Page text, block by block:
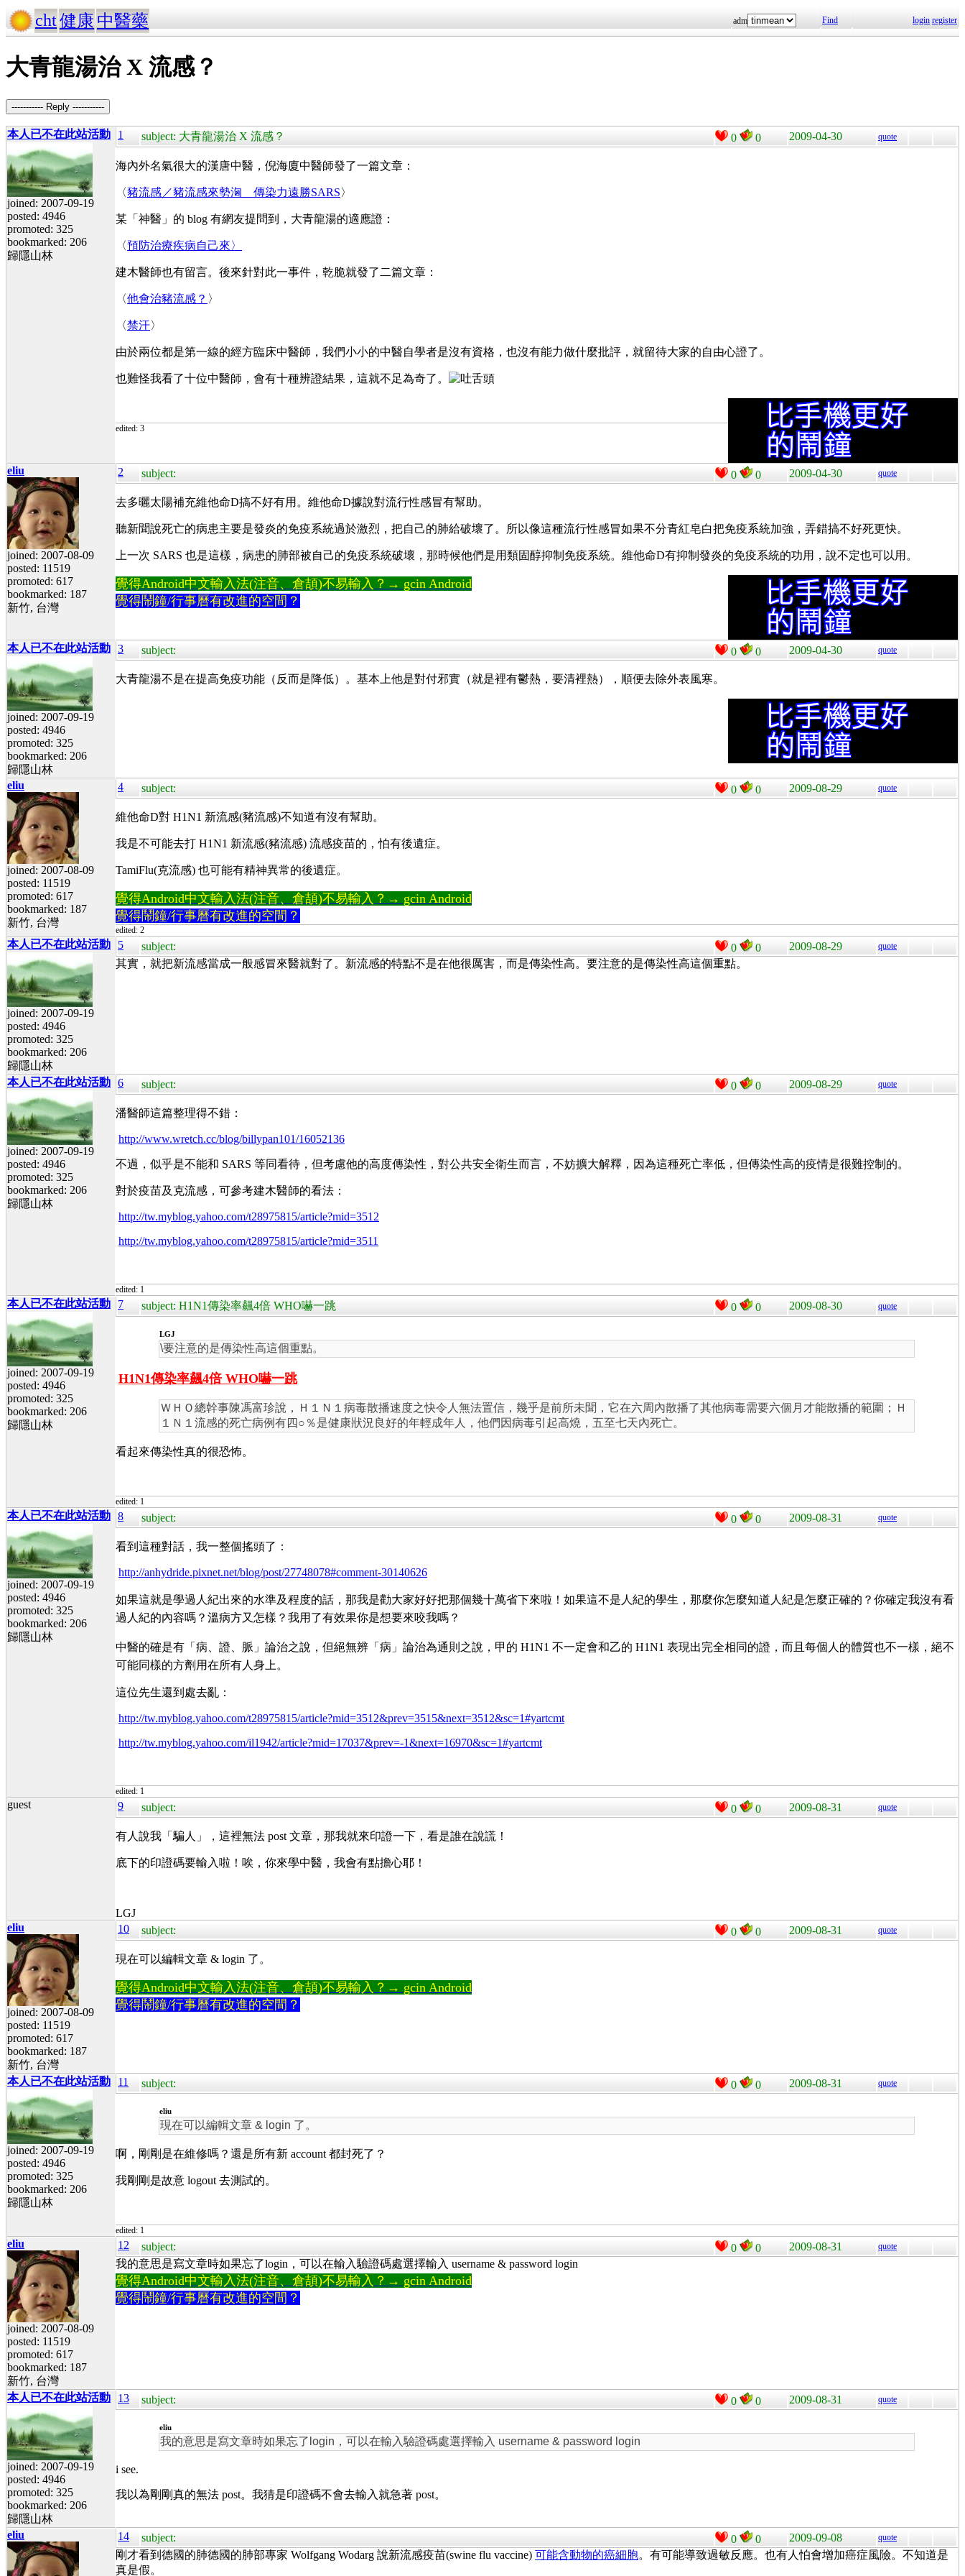
cht健康 中醫藥 adm Find login register
大青龍湯治 X 流感？
----------- Reply -----------
本人已不在此站活動
joined: 2007-09-19
posted: 4946
promoted: 325
bookmarked: 206
歸隱山林
1 subject: 大青龍湯治 X 流感？ 0 0 2009-04-30 quote
海內外名氣很大的漢唐中醫，倪海廈中醫師發了一篇文章：
〈豬流感／豬流感來勢洶 傳染力遠勝SARS〉
某「神醫」的 blog 有網友提問到，大青龍湯的適應證：
〈預防治療疾病自己來〉
建木醫師也有留言。後來針對此一事件，乾脆就發了二篇文章：
〈他會治豬流感？ 〉
〈禁汗〉
由於兩位都是第一線的經方臨床中醫師，我們小小的中醫自學者是沒有資格，也沒有能力做什麼批評，就留待大家的自由心證了。
也難怪我看了十位中醫師，會有十種辨證結果，這就不足為奇了。
edited: 3
eliu
joined: 2007-08-09
posted: 11519
promoted: 617
bookmarked: 187
新竹, 台灣
2 subject: 0 0 2009-04-30 quote
去多曬太陽補充維他命D搞不好有用。維他命D據說對流行性感冒有幫助。
聽新聞說死亡的病患主要是發炎的免疫系統過於激烈，把自己的肺給破壞了。所以像這種流行性感冒如果不分青紅皂白把免疫系統加強，弄錯搞不好死更快。
上一次 SARS 也是這樣，病患的肺部被自己的免疫系統破壞，那時候他們是用類固醇抑制免疫系統。維他命D有抑制發炎的免疫系統的功用，說不定也可以用。
覺得Android中文輸入法(注音、倉頡)不易輸入？→ gcin Android
覺得鬧鐘/行事曆有改進的空間？
本人已不在此站活動
joined: 2007-09-19
posted: 4946
promoted: 325
bookmarked: 206
歸隱山林
3 subject: 0 0 2009-04-30 quote
大青龍湯不是在提高免疫功能（反而是降低）。基本上他是對付邪實（就是裡有鬱熱，要清裡熱），順便去除外表風寒。
eliu
joined: 2007-08-09
posted: 11519
promoted: 617
bookmarked: 187
新竹, 台灣
4 subject: 0 0 2009-08-29 quote
維他命D對 H1N1 新流感(豬流感)不知道有沒有幫助。
我是不可能去打 H1N1 新流感(豬流感) 流感疫苗的，怕有後遺症。
TamiFlu(克流感) 也可能有精神異常的後遺症。
覺得Android中文輸入法(注音、倉頡)不易輸入？→ gcin Android
覺得鬧鐘/行事曆有改進的空間？
edited: 2
本人已不在此站活動
joined: 2007-09-19
posted: 4946
promoted: 325
bookmarked: 206
歸隱山林
5 subject: 0 0 2009-08-29 quote
其實，就把新流感當成一般感冒來醫就對了。新流感的特點不是在他很厲害，而是傳染性高。要注意的是傳染性高這個重點。
本人已不在此站活動
joined: 2007-09-19
posted: 4946
promoted: 325
bookmarked: 206
歸隱山林
6 subject: 0 0 2009-08-29 quote
潘醫師這篇整理得不錯：
http://www.wretch.cc/blog/billypan101/16052136
不過，似乎是不能和 SARS 等同看待，但考慮他的高度傳染性，對公共安全衛生而言，不妨擴大解釋，因為這種死亡率低，但傳染性高的疫情是很難控制的。
對於疫苗及克流感，可參考建木醫師的看法：
http://tw.myblog.yahoo.com/t28975815/article?mid=3512
http://tw.myblog.yahoo.com/t28975815/article?mid=3511
edited: 1
本人已不在此站活動
joined: 2007-09-19
posted: 4946
promoted: 325
bookmarked: 206
歸隱山林
7 subject: H1N1傳染率飆4倍 WHO嚇一跳 0 0 2009-08-30 quote
LGJ
\要注意的是傳染性高這個重點。
H1N1傳染率飆4倍 WHO嚇一跳
ＷＨＯ總幹事陳馮富珍說，Ｈ１Ｎ１病毒散播速度之快令人無法置信，幾乎是前所未聞，它在六周內散播了其他病毒需要六個月才能散播的範圍；Ｈ
１Ｎ１流感的死亡病例有四○％是健康狀況良好的年輕成年人，他們因病毒引起高燒，五至七天內死亡。
看起來傳染性真的很恐怖。
edited: 1
本人已不在此站活動
joined: 2007-09-19
posted: 4946
promoted: 325
bookmarked: 206
歸隱山林
8 subject: 0 0 2009-08-31 quote
看到這種對話，我一整個搖頭了：
http://anhydride.pixnet.net/blog/post/27748078#comment-30140626
如果這就是學過人紀出來的水準及程度的話，那我是勸大家好好把那個幾十萬省下來啦！如果這不是人紀的學生，那麼你怎麼知道人紀是怎麼正確的？你確定我沒有看
過人紀的內容嗎？溫病方又怎樣？我用了有效果你是想要來咬我嗎？
中醫的確是有「病、證、脈」論治之說，但絕無辨「病」論治為通則之說，甲的 H1N1 不一定會和乙的 H1N1 表現出完全相同的證，而且每個人的體質也不一樣，絕不
可能同樣的方劑用在所有人身上。
這位先生還到處去亂：
http://tw.myblog.yahoo.com/t28975815/article?mid=3512&prev=3515&next=3512&sc=1#yartcmt
http://tw.myblog.yahoo.com/il1942/article?mid=17037&prev=-1&next=16970&sc=1#yartcmt
edited: 1
guest 9 subject: 0 0 2009-08-31 quote
有人說我「騙人」，這裡無法 post 文章，那我就來印證一下，看是誰在說謊！
底下的印證碼要輸入啦！唉，你來學中醫，我會有點擔心耶！
LGJ
eliu
joined: 2007-08-09
posted: 11519
promoted: 617
bookmarked: 187
新竹, 台灣
10 subject: 0 0 2009-08-31 quote
現在可以編輯文章 & login 了。
覺得Android中文輸入法(注音、倉頡)不易輸入？→ gcin Android
覺得鬧鐘/行事曆有改進的空間？
本人已不在此站活動
joined: 2007-09-19
posted: 4946
promoted: 325
bookmarked: 206
歸隱山林
11 subject: 0 0 2009-08-31 quote
eliu
現在可以編輯文章 & login 了。
啊，剛剛是在維修嗎？還是所有新 account 都封死了？
我剛剛是故意 logout 去測試的。
edited: 1
eliu
joined: 2007-08-09
posted: 11519
promoted: 617
bookmarked: 187
新竹, 台灣
12 subject: 0 0 2009-08-31 quote
我的意思是寫文章時如果忘了login，可以在輸入驗證碼處選擇輸入 username & password login
覺得Android中文輸入法(注音、倉頡)不易輸入？→ gcin Android
覺得鬧鐘/行事曆有改進的空間？
本人已不在此站活動
joined: 2007-09-19
posted: 4946
promoted: 325
bookmarked: 206
歸隱山林
13 subject: 0 0 2009-08-31 quote
eliu
我的意思是寫文章時如果忘了login，可以在輸入驗證碼處選擇輸入 username & password login
i see.
我以為剛剛真的無法 post。我猜是印證碼不會去輸入就急著 post。
eliu 14 subject: 0 0 2009-09-08 quote
剛才看到德國的肺德國的肺部專家 Wolfgang Wodarg 說新流感疫苗(swine flu vaccine) 可能含動物的癌細胞。有可能導致過敏反應。也有人怕會增加癌症風險。不知道是
真是假。